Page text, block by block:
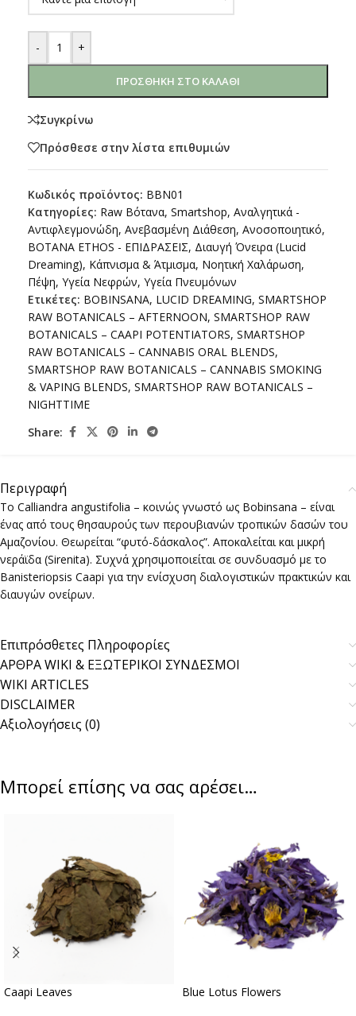
- +
ΠΡΟΣΘΉΚΗ ΣΤΟ ΚΑΛΆΘΙ
Συγκρίνω
Πρόσθεσε στην λίστα επιθυμιών
Κωδικός προϊόντος: BBN01
Κατηγορίες: Raw Βότανα, Smartshop, Αναλγητικά -
Αντιφλεγμονώδη, Ανεβασμένη Διάθεση, Ανοσοποιητικό,
ΒΟΤΑΝΑ ETHOS - ΕΠΙΔΡΑΣΕΙΣ, Διαυγή Όνειρα (Lucid
Dreaming), Κάπνισμα & Άτμισμα, Νοητική Χαλάρωση,
Πέψη, Υγεία Νεφρών, Υγεία Πνευμόνων
Ετικέτες: BOBINSANA, LUCID DREAMING, SMARTSHOP
RAW BOTANICALS – AFTERNOON, SMARTSHOP RAW
BOTANICALS – CAAPI POTENTIATORS, SMARTSHOP
RAW BOTANICALS – CANNABIS ORAL BLENDS,
SMARTSHOP RAW BOTANICALS – CANNABIS SMOKING
& VAPING BLENDS, SMARTSHOP RAW BOTANICALS –
NIGHTTIME
Share:
Περιγραφή
To Calliandra angustifolia – κοινώς γνωστό ως Bobinsana – είναι
ένας από τους θησαυρούς των περουβιανών τροπικών δασών του
Αμαζονίου. Θεωρείται “φυτό-δάσκαλος”. Αποκαλείται και μικρή
νεράϊδα (Sirenita). Συχνά χρησιμοποιείται σε συνδυασμό με το
Banisteriopsis Caapi για την ενίσχυση διαλογιστικών πρακτικών και
διαυγών ονείρων.
Επιπρόσθετες Πληροφορίες
ΑΡΘΡΑ WIKI & ΕΞΩΤΕΡΙΚΟΙ ΣΥΝΔΕΣΜΟΙ
WIKI ARTICLES
DISCLAIMER
Αξιολογήσεις (0)
Μπορεί επίσης να σας αρέσει…
Caapi Leaves Blue Lotus Flowers